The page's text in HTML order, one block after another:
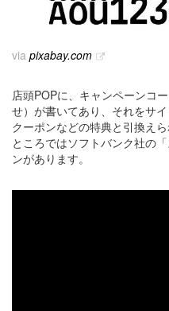
via pixabay.com
店頭POPに、キャンペーンコ
せ）が書いてあり、それをサ
クーポンなどの特典と引換え
ところではソフトバンク社の
ンがあります。